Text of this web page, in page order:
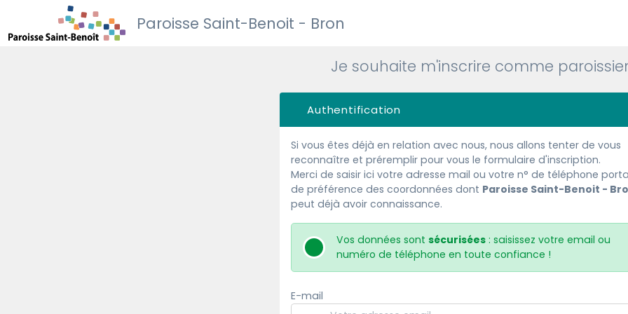
Paroisse Saint-Benoit - Bron
Je souhaite m'inscrire comme
Authentification
Si vous êtes déjà en relation avec nous, nous allons tenter de vous
reconnaître et préremplir pour vous le formulaire d'inscription.
Merci de saisir ici votre adresse mail ou votre n° de téléphone
de préférence des coordonnées dont Paroisse Saint-Benoit -
peut déjà avoir connaissance.
Vos données sont sécurisées: saisissez votre email ou
numéro de téléphone en toute confiance !
E-mail